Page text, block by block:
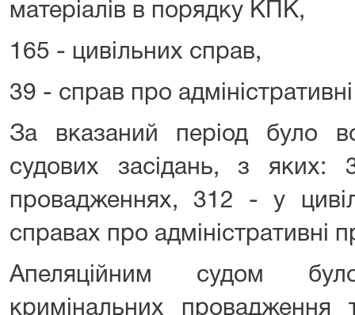
матеріалів в порядку КПК,
165 - цивільних справ,
39 - справ про
За вказаний період було
судових засідань, з яких:
провадженнях, 312 - у
справах про адміністративні
Апеляційним судом
кримінальних провадження